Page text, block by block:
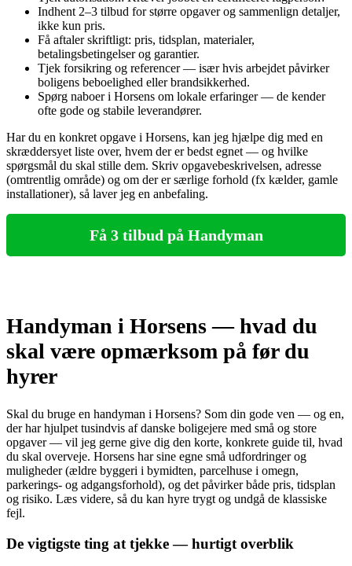
Indhent 2–3 tilbud for større opgaver og sammenlign detaljer,
ikke kun pris.
Få aftaler skriftligt: pris, tidsplan, materialer,
betalingsbetingelser og garantier.
Tjek forsikring og referencer — især hvis arbejdet påvirker
boligens beboelighed eller brandsikkerhed.
Spørg naboer i Horsens om lokale erfaringer — de kender
ofte gode og stabile leverandører.
Har du en konkret opgave i Horsens, kan jeg hjælpe dig med en
skræddersyet liste over, hvem der er bedst egnet — og hvilke
spørgsmål du skal stille dem. Skriv opgavebeskrivelsen, adresse
(omtrentlig område) og om der er særlige forhold (fx kælder, gamle
installationer), så laver jeg en anbefaling.
Få 3 tilbud på Handyman
Handyman i Horsens — hvad du
skal være opmærksom på før du
hyrer
Skal du bruge en handyman i Horsens? Som din gode ven — og en,
der har hjulpet tusindvis af danske boligejere med små og store
opgaver — vil jeg gerne give dig den korte, konkrete guide til, hvad
du skal overveje. Horsens har sine egne små udfordringer og
muligheder (ældre byggeri i bymidten, parcelhuse i omegn,
parkerings- og adgangsforhold), og det påvirker både pris, tidsplan
og risiko. Læs videre, så du kan hyre trygt og undgå de klassiske
fejl.
De vigtigste ting at tjekke — hurtigt overblik